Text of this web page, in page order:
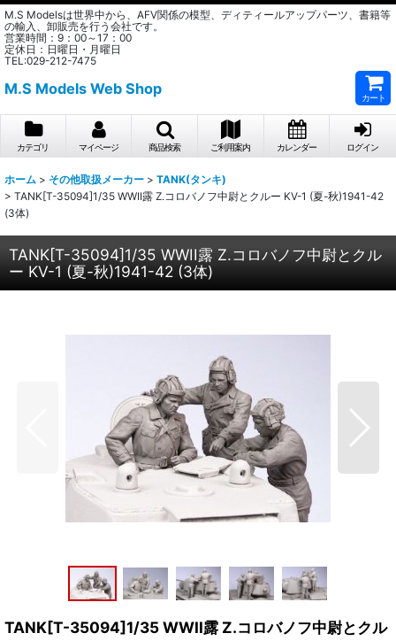
M.S Modelsは世界中から、AFV関係の模型、ディティールアップパーツ、書籍等
の輸入、卸販売を行う会社です。
営業時間：9：00～17：00
定休日：日曜日・月曜日
TEL:029-212-7475
M.S Models Web Shop
カート
カテゴリ マイページ 商品検索 ご利用案内 カレンダー ログイン
ホーム > その他取扱メーカー > TANK(タンキ)
> TANK[T-35094]1/35 WWII露 Z.コロバノフ中尉とクルー KV-1 (夏-秋)1941-42
(3体)
TANK[T-35094]1/35 WWII露 Z.コロバノフ中尉とクル
ー KV-1 (夏-秋)1941-42 (3体)
TANK[T-35094]1/35 WWII露 Z.コロバノフ中尉とクル